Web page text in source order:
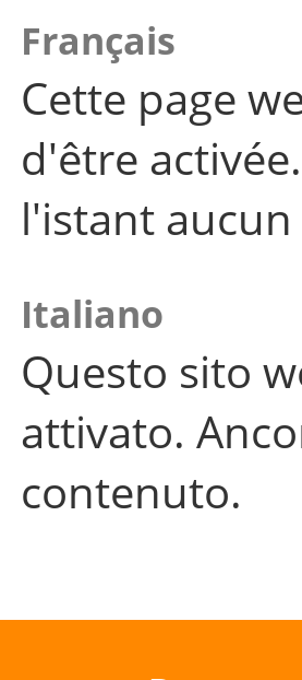
Français
Cette page
d'être
l'istant
Italiano
Questo sito
attivato.
contenuto.